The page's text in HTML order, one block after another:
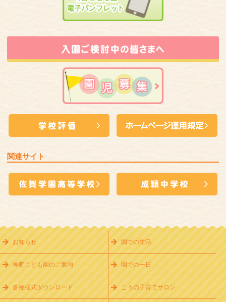
関連サイト
お知らせ 園での生活
神野こども園のご案内 園での一日
各種様式ダウンロード こうの子育てサロン